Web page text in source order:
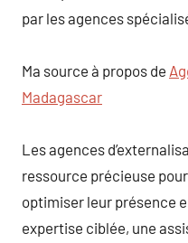
par les agences
Ma source à propos de
Madagascar
Les agences
ressource précieuse
optimiser leur présence
expertise ciblée, une